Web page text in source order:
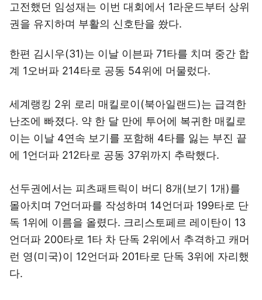
고전했던 임성재는 이번 대회에서 1라운드부터 상위
권을 유지하며 부활의 신호탄을 쐈다.
한편 김시우(31)는 이날 이븐파 71타를 치며 중간 합
계 1오버파 214타로 공동 54위에 머물렀다.
세계랭킹 2위 로리 매킬로이(북아일랜드)는 급격한
난조에 빠졌다. 약 한 달 만에 투어에 복귀한 매킬로
이는 이날 4연속 보기를 포함해 4타를 잃는 부진 끝
에 1언더파 212타로 공동 37위까지 추락했다.
선두권에서는 피츠패트릭이 버디 8개(보기 1개)를
몰아치며 7언더파를 작성하며 14언더파 199타로 단
독 1위에 이름을 올렸다. 크리스토페르 레이탄이 13
언더파 200타로 1타 차 단독 2위에서 추격하고 캐머
런 영(미국)이 12언더파 201타로 단독 3위에 자리했
다.